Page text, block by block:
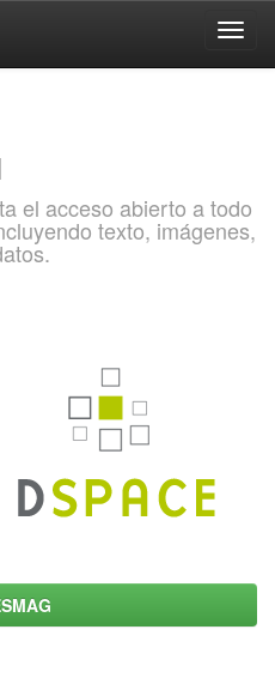
el acceso abierto a todo
texto, imágenes,